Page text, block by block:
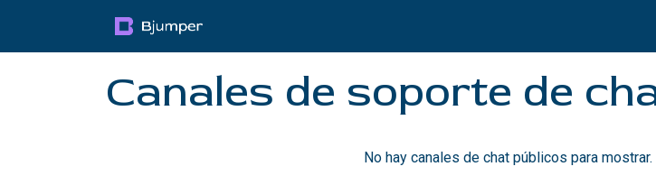
Canales de soporte de
No hay canales de chat públicos para mostrar.